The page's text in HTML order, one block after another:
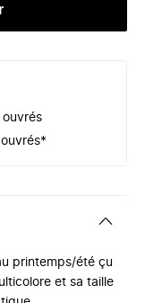
ouvrés
printemps/été çu
et sa taille